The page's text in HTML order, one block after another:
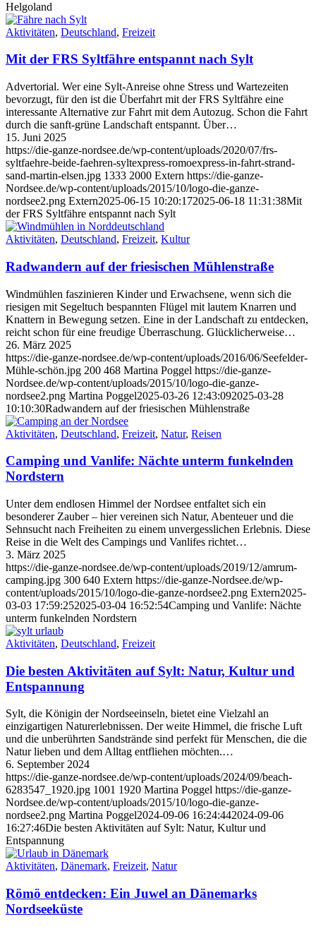
Helgoland
Aktivitäten, Deutschland, Freizeit
Mit der FRS Syltfähre entspannt nach Sylt
Advertorial. Wer eine Sylt-Anreise ohne Stress und Wartezeiten
bevorzugt, für den ist die Überfahrt mit der FRS Syltfähre eine
interessante Alternative zur Fahrt mit dem Autozug. Schon die Fahrt
durch die sanft-grüne Landschaft entspannt. Über…
15. Juni 2025
https://die-ganze-nordsee.de/wp-content/uploads/2020/07/frs-
syltfaehre-beide-faehren-syltexpress-romoexpress-in-fahrt-strand-
sand-martin-elsen.jpg 1333 2000 Extern https://die-ganze-
Nordsee.de/wp-content/uploads/2015/10/logo-die-ganze-
nordsee2.png Extern2025-06-15 10:20:172025-06-18 11:31:38Mit
der FRS Syltfähre entspannt nach Sylt
Aktivitäten, Deutschland, Freizeit, Kultur
Radwandern auf der friesischen Mühlenstraße
Windmühlen faszinieren Kinder und Erwachsene, wenn sich die
riesigen mit Segeltuch bespannten Flügel mit lautem Knarren und
Knattern in Bewegung setzen. Eine in der Landschaft zu entdecken,
reicht schon für eine freudige Überraschung. Glücklicherweise…
26. März 2025
https://die-ganze-nordsee.de/wp-content/uploads/2016/06/Seefelder-
Mühle-schön.jpg 200 468 Martina Poggel https://die-ganze-
Nordsee.de/wp-content/uploads/2015/10/logo-die-ganze-
nordsee2.png Martina Poggel2025-03-26 12:43:092025-03-28
10:10:30Radwandern auf der friesischen Mühlenstraße
Aktivitäten, Deutschland, Freizeit, Natur, Reisen
Camping und Vanlife: Nächte unterm funkelnden
Nordstern
Unter dem endlosen Himmel der Nordsee entfaltet sich ein
besonderer Zauber – hier vereinen sich Natur, Abenteuer und die
Sehnsucht nach Freiheiten zu einem unvergesslichen Erlebnis. Diese
Reise in die Welt des Campings und Vanlifes richtet…
3. März 2025
https://die-ganze-nordsee.de/wp-content/uploads/2019/12/amrum-
camping.jpg 300 640 Extern https://die-ganze-Nordsee.de/wp-
content/uploads/2015/10/logo-die-ganze-nordsee2.png Extern2025-
03-03 17:59:252025-03-04 16:52:54Camping und Vanlife: Nächte
unterm funkelnden Nordstern
Aktivitäten, Deutschland, Freizeit
Die besten Aktivitäten auf Sylt: Natur, Kultur und
Entspannung
Sylt, die Königin der Nordseeinseln, bietet eine Vielzahl an
einzigartigen Naturerlebnissen. Der weite Himmel, die frische Luft
und die unberührten Sandstrände sind perfekt für Menschen, die die
Natur lieben und dem Alltag entfliehen möchten.…
6. September 2024
https://die-ganze-nordsee.de/wp-content/uploads/2024/09/beach-
6283547_1920.jpg 1001 1920 Martina Poggel https://die-ganze-
Nordsee.de/wp-content/uploads/2015/10/logo-die-ganze-
nordsee2.png Martina Poggel2024-09-06 16:24:442024-09-06
16:27:46Die besten Aktivitäten auf Sylt: Natur, Kultur und
Entspannung
Aktivitäten, Dänemark, Freizeit, Natur
Römö entdecken: Ein Juwel an Dänemarks
Nordseeküste